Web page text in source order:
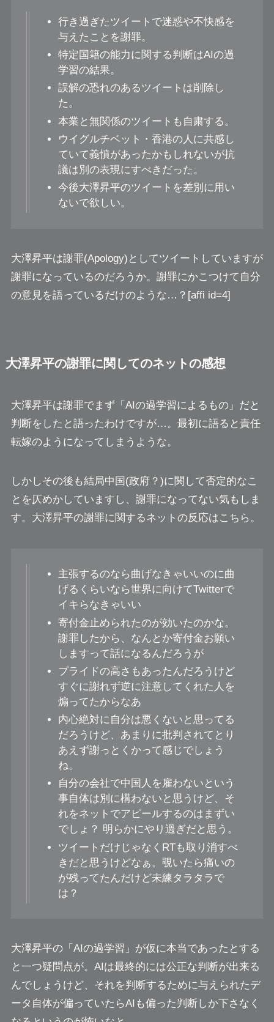
行き過ぎたツイートで迷惑や不快感を
与えたことを謝罪。
特定国籍の能力に関する判断はAIの過
学習の結果。
誤解の恐れのあるツイートは削除し
た。
本業と無関係のツイートも自粛する。
ウイグルチベット・香港の人に共感し
ていて義憤があったかもしれないが抗
議は別の表現にすべきだった。
今後大澤昇平のツイートを差別に用い
ないで欲しい。
大澤昇平は謝罪(Apology)としてツイートしていますが
謝罪になっているのだろうか。謝罪にかこつけて自分
の意見を語っているだけのような…？[affi id=4]
大澤昇平の謝罪に関してのネットの感想
大澤昇平は謝罪でまず「AIの過学習によるもの」だと
判断をしたと語ったわけですが…。最初に語ると責任
転嫁のようになってしまうような。
しかしその後も結局中国(政府？)に関して否定的なこ
とを仄めかしていますし、謝罪になってない気もしま
す。大澤昇平の謝罪に関するネットの反応はこちら。
主張するのなら曲げなきゃいいのに曲
げるくらいなら世界に向けてTwitterで
イキらなきゃいい
寄付金止められたのが効いたのかな。
謝罪したから、なんとか寄付金お願い
しますって話になるんだろうが
プライドの高さもあったんだろうけど
すぐに謝れず逆に注意してくれた人を
煽ってたからなあ
内心絶対に自分は悪くないと思ってる
だろうけど、あまりに批判されてとり
あえず謝っとくかって感じでしょう
ね。
自分の会社で中国人を雇わないという
事自体は別に構わないと思うけど、そ
れをネットでアピールするのはまずい
でしょ？ 明らかにやり過ぎだと思う。
ツイートだけじゃなくRTも取り消すべ
きだと思うけどなぁ。覗いたら痛いの
が残ってたんだけど未練タラタラで
は？
大澤昇平の「AIの過学習」が仮に本当であったとする
と一つ疑問点が。AIは最終的には公正な判断が出来る
んでしょうけど、それを判断するために与えられたデ
ータ自体が偏っていたらAIも偏った判断しか下さなく